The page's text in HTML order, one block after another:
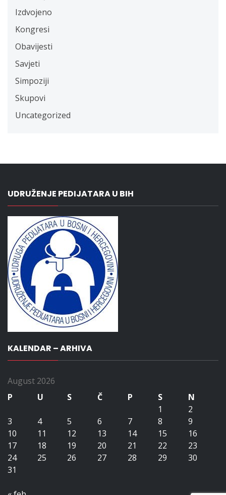
Izdvojeno
Kongresi
Obavijesti
Savjeti
Simpoziji
Skupovi
Uncategorized
UDRUŽENJE PEDIJATARA U BIH
KALENDAR – ARHIVA
August 2026
P
U S Č P S
N
1
2
3
4 5 6 7 8
9
10
11 12 13 14 15
16
17
18 19 20 21 22
23
24
25 26 27 28 29
30
31